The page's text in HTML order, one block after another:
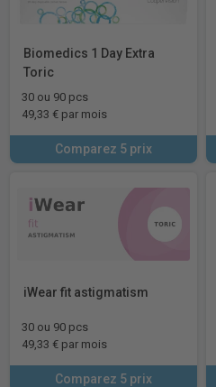
Biomedics 1 Day Extra
Toric
30 ou 90 pcs
49,33 € par mois
Comparez 5 prix
iWear fit astigmatism
30 ou 90 pcs
49,33 € par mois
Comparez 5 prix